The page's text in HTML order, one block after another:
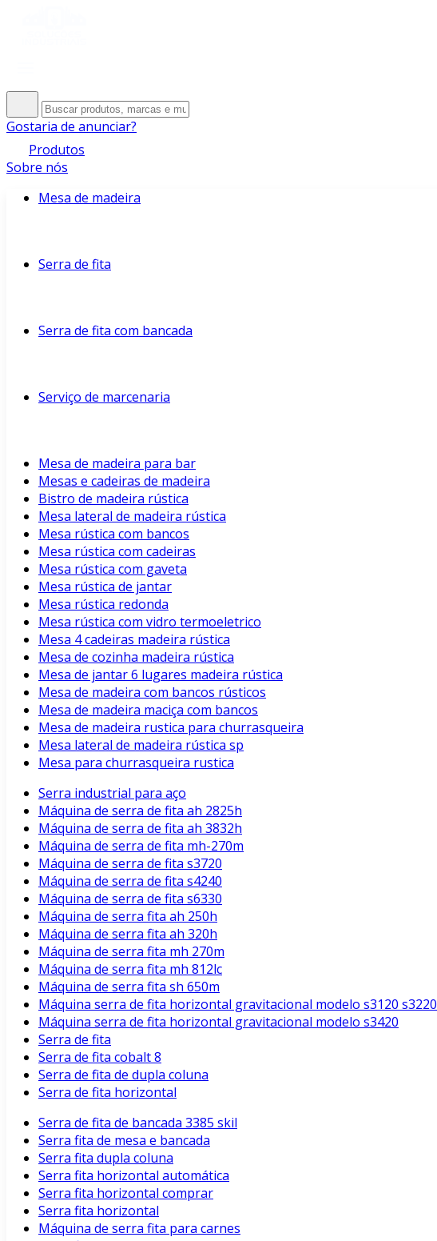
Gostaria de anunciar?
Produtos
Sobre nós
Mesa de madeira
Serra de fita
Serra de fita com bancada
Serviço de marcenaria
Mesa de madeira para bar
Mesas e cadeiras de madeira
Bistro de madeira rústica
Mesa lateral de madeira rústica
Mesa rústica com bancos
Mesa rústica com cadeiras
Mesa rústica com gaveta
Mesa rústica de jantar
Mesa rústica redonda
Mesa rústica com vidro termoeletrico
Mesa 4 cadeiras madeira rústica
Mesa de cozinha madeira rústica
Mesa de jantar 6 lugares madeira rústica
Mesa de madeira com bancos rústicos
Mesa de madeira maciça com bancos
Mesa de madeira rustica para churrasqueira
Mesa lateral de madeira rústica sp
Mesa para churrasqueira rustica
Serra industrial para aço
Máquina de serra de fita ah 2825h
Máquina de serra de fita ah 3832h
Máquina de serra de fita mh-270m
Máquina de serra de fita s3720
Máquina de serra de fita s4240
Máquina de serra de fita s6330
Máquina de serra fita ah 250h
Máquina de serra fita ah 320h
Máquina de serra fita mh 270m
Máquina de serra fita mh 812lc
Máquina de serra fita sh 650m
Máquina serra de fita horizontal gravitacional modelo s3120 s3220
Máquina serra de fita horizontal gravitacional modelo s3420
Serra de fita
Serra de fita cobalt 8
Serra de fita de dupla coluna
Serra de fita horizontal
Serra de fita de bancada 3385 skil
Serra fita de mesa e bancada
Serra fita dupla coluna
Serra fita horizontal automática
Serra fita horizontal comprar
Serra fita horizontal
Máquina de serra fita para carnes